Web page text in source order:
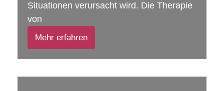
Situationen verursacht wird. Die Therapie
von
Mehr erfahren